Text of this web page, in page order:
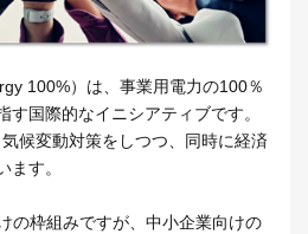
100%）は、事業用電力の100％
す国際的なイニシアティブです。
候変動対策をしつつ、同時に経済
ます。
の枠組みですが、中小企業向けの